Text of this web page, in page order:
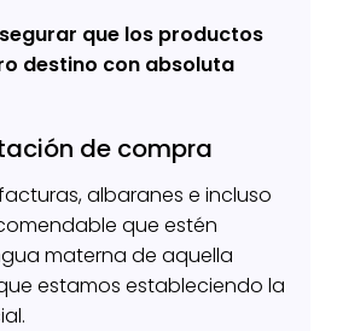
que los productos
destino con absoluta
de compra
albaranes e incluso
que estén
materna de aquella
estamos estableciendo la